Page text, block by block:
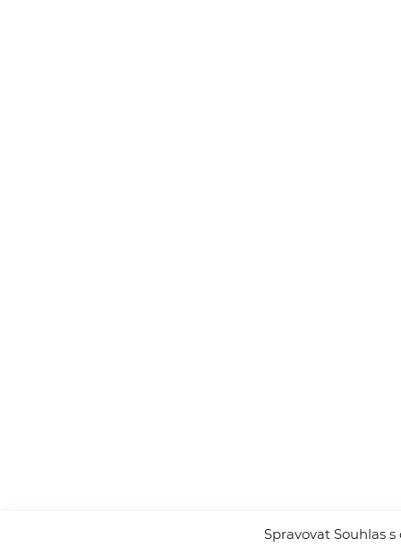
Spravovat Souhlas s